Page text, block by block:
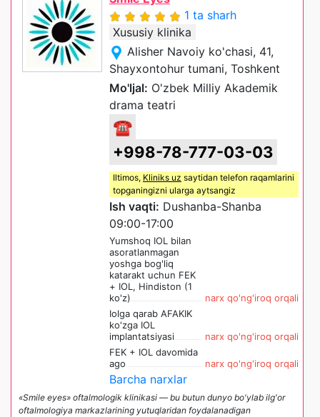
1 ta sharh
Xususiy klinika
Alisher Navoiy ko'chasi, 41,
Shayxontohur tumani, Toshkent
Mo'ljal: O'zbek Milliy Akademik
drama teatri
☎
+998-78-777-03-03
Iltimos, Kliniks uz saytidan telefon raqamlarini
topganingizni ularga aytsangiz
Ish vaqti: Dushanba-Shanba
09:00-17:00
Yumshoq IOL bilan
asoratlanmagan
yoshga bog'liq
katarakt uchun FEK
+ IOL, Hindiston (1
ko'z)
narx qo'ng'iroq orqali
Iolga qarab AFAKIK
ko'zga IOL
implantatsiyasi
narx qo'ng'iroq orqali
FEK + IOL davomida
ago
narx qo'ng'iroq orqali
Barcha narxlar
«Smile eyes» oftalmologik klinikasi — bu butun dunyo bo'ylab ilg'or
oftalmologiya markazlarining yutuqlaridan foydalanadigan